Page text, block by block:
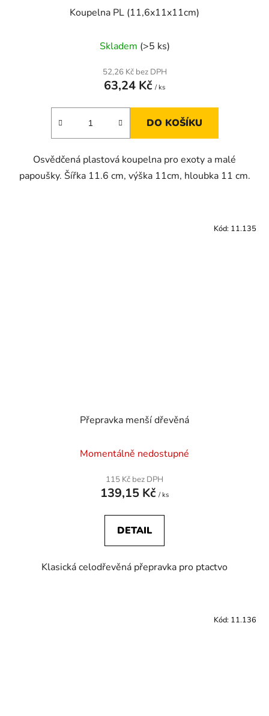
Koupelna PL (11,6x11x11cm)
Skladem (>5 ks)
52,26 Kč bez DPH
63,24 Kč / ks
DO KOŠÍKU
Osvědčená plastová koupelna pro exoty a malé
papoušky. Šířka 11.6 cm, výška 11cm, hloubka 11 cm.
Přepravka menší dřevěná
Momentálně nedostupné
115 Kč bez DPH
139,15 Kč / ks
DETAIL
Klasická celodřevěná přepravka pro ptactvo
Kód: 11.135
Kód: 11.136